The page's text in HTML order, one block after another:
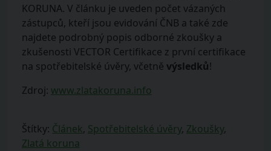
KORUNA. V článku je uveden počet vázaných
zástupců, kteří jsou evidování ČNB a také zde
najdete podrobný popis odborné zkoušky a
zkušenosti VECTOR Certifikace z první certifikace
na spotřebitelské úvěry, včetně výsledků!
Zdroj: www.zlatakoruna.info
Štítky: Článek, Spotřebitelské úvěry, Zkoušky,
Zlatá koruna